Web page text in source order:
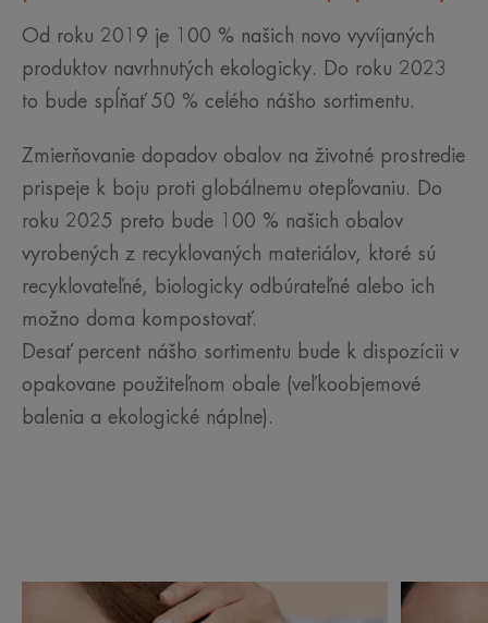
Od roku 2019 je 100 % našich novo vyvíjaných
produktov navrhnutých ekologicky. Do roku 2023
to bude spĺňať 50 % celého nášho sortimentu.
Zmierňovanie dopadov obalov na životné prostredie
prispeje k boju proti globálnemu otepľovaniu. Do
roku 2025 preto bude 100 % našich obalov
vyrobených z recyklovaných materiálov, ktoré sú
recyklovateľné, biologicky odbúrateľné alebo ich
možno doma kompostovať.
Desať percent nášho sortimentu bude k dispozícii v
opakovane použiteľnom obale (veľkoobjemové
balenia a ekologické náplne).